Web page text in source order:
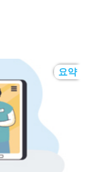
요약